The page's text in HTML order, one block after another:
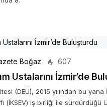
Boğaz 607
Ustalarını İzmir’de
(DEÜ), 2015 yılından bu yana
(İKSEV) iş birliği ile sürdürdüğü